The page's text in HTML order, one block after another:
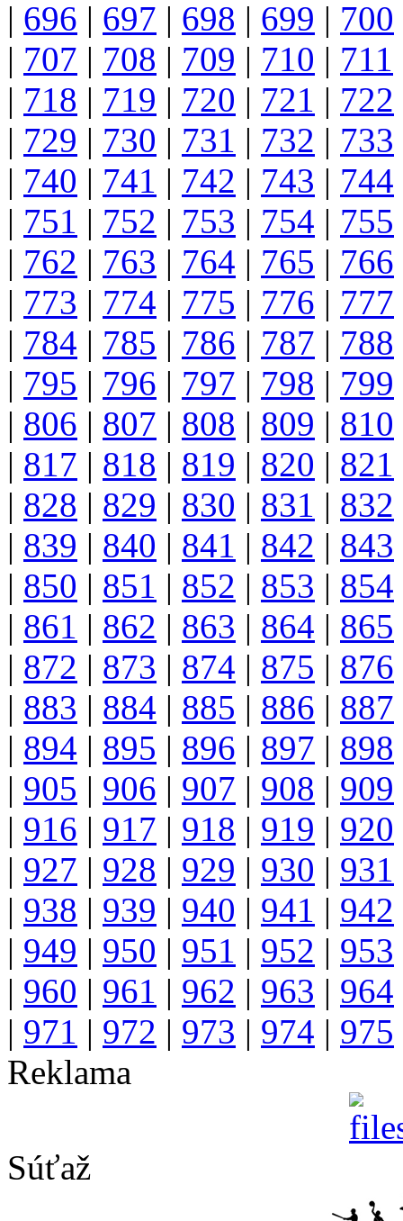
| 696 | 697 | 698 | 699 | 700
| 707 | 708 | 709 | 710 | 711
| 718 | 719 | 720 | 721 | 722
| 729 | 730 | 731 | 732 | 733
| 740 | 741 | 742 | 743 | 744
| 751 | 752 | 753 | 754 | 755
| 762 | 763 | 764 | 765 | 766
| 773 | 774 | 775 | 776 | 777
| 784 | 785 | 786 | 787 | 788
| 795 | 796 | 797 | 798 | 799
| 806 | 807 | 808 | 809 | 810
| 817 | 818 | 819 | 820 | 821
| 828 | 829 | 830 | 831 | 832
| 839 | 840 | 841 | 842 | 843
| 850 | 851 | 852 | 853 | 854
| 861 | 862 | 863 | 864 | 865
| 872 | 873 | 874 | 875 | 876
| 883 | 884 | 885 | 886 | 887
| 894 | 895 | 896 | 897 | 898
| 905 | 906 | 907 | 908 | 909
| 916 | 917 | 918 | 919 | 920
| 927 | 928 | 929 | 930 | 931
| 938 | 939 | 940 | 941 | 942
| 949 | 950 | 951 | 952 | 953
| 960 | 961 | 962 | 963 | 964
| 971 | 972 | 973 | 974 | 975
Reklama
Súťaž